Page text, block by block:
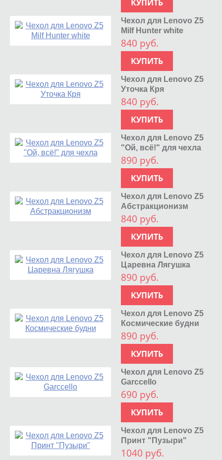
КУПИТЬ
Чехол для Lenovo Z5
Milf Hunter white
840 руб.
КУПИТЬ
Чехол для Lenovo Z5
Уточка Кря
840 руб.
КУПИТЬ
Чехол для Lenovo Z5
"Ой, всё!" для чехла
890 руб.
КУПИТЬ
Чехол для Lenovo Z5
Абстракционизм
840 руб.
КУПИТЬ
Чехол для Lenovo Z5
Царевна Лягушка
890 руб.
КУПИТЬ
Чехол для Lenovo Z5
Космические будни
890 руб.
КУПИТЬ
Чехол для Lenovo Z5
Garccello
690 руб.
КУПИТЬ
Чехол для Lenovo Z5
Принт "Пузыри"
1040 руб.